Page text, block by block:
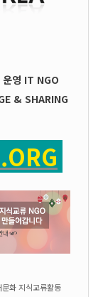
영 IT NGO
& SHARING
화 지식교류활동